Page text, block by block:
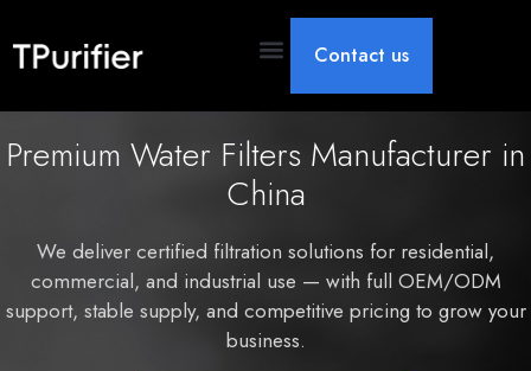
Contact us
Premium Water Filters Manufacturer in
China
We deliver certified filtration solutions for residential,
commercial, and industrial use — with full OEM/ODM
support, stable supply, and competitive pricing to grow your
business.